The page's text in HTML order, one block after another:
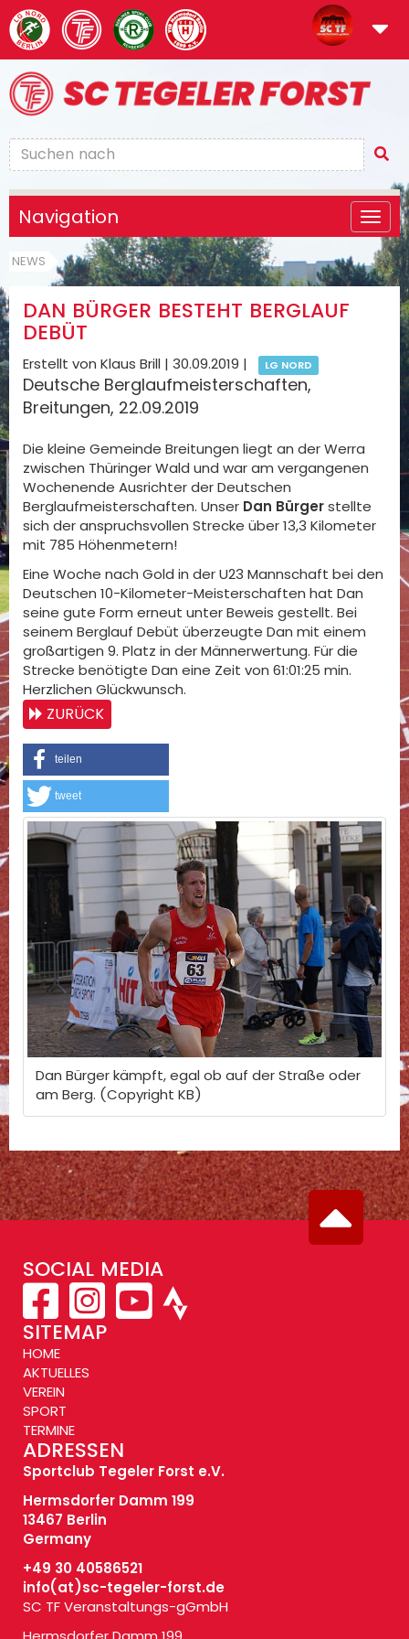
Navigation
NEWS
DAN BÜRGER BESTEHT BERGLAUF
DEBÜT
Erstellt von Klaus Brill | 30.09.2019 | LG NORD
Deutsche Berglaufmeisterschaften,
Breitungen, 22.09.2019
Die kleine Gemeinde Breitungen liegt an der Werra
zwischen Thüringer Wald und war am vergangenen
Wochenende Ausrichter der Deutschen
Berglaufmeisterschaften. Unser Dan Bürgerstellte
sich der anspruchsvollen Strecke über 13,3 Kilometer
mit 785 Höhenmetern!
Eine Woche nach Gold in der U23 Mannschaft bei den
Deutschen 10-Kilometer-Meisterschaften hat Dan
seine gute Form erneut unter Beweis gestellt. Bei
seinem Berglauf Debüt überzeugte Dan mit einem
großartigen 9. Platz in der Männerwertung. Für die
Strecke benötigte Dan eine Zeit von 61:01:25 min.
Herzlichen Glückwunsch.
ZURÜCK
teilen
tweet
Dan Bürger kämpft, egal ob auf der Straße oder
am Berg. (Copyright KB)
SOCIAL MEDIA
SITEMAP
HOME
AKTUELLES
VEREIN
SPORT
TERMINE
ADRESSEN
Sportclub Tegeler Forst e.V.
Hermsdorfer Damm 199
13467 Berlin
Germany
+49 30 40586521
info(at)sc-tegeler-forst.de
SC TF Veranstaltungs-gGmbH